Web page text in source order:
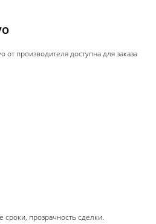
производителя доступна для заказа
сроки, прозрачность сделки.